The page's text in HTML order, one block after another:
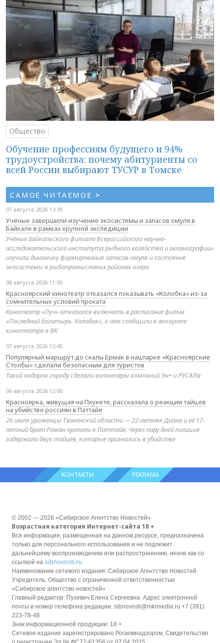
Общество
Обучение профессиям будущего и 94%
трудоустройства: почему абитуриенты со
всей России выбирают ТУСУР в Томске
САМОЕ ЧИТАЕМОЕ >
07 августа 2026 13:30
Учёные завершили изучение экосистемы и запасов омуля в
Байкале в рамках крупной экспедиции
Учёные Байкальского филиала Всероссийского научно-
исследовательского института рыбного хозяйства и океанографии»
изучили динамику формирования запасов омуля и состояние
экосистемы в рыбопромысловых районах озера
08 августа 2026 11:00
Красноярский кинотеатр отказался показывать «Колобка» из-за
сомнительных условий проката
Кинотеатр «Луч» отказался включать в расписание фильм
«Последний богатырь. Колобок», о чем сообщили в аккаунте
кинотеатра в ВК
07 августа 2026 12:45
Популярный маршрут до скалы Ермак в нацпарке «Красноярские
Столбы» сделали безопасным для туристов
Такой подарок городу сделали волонтёры компаний Эн+ и РУСАЛа
06 августа 2026 12:00
Красноярка, живущая на Пхукете, рассказала о реакции тайцев
на убийство россиян в Паттайе
26 июля уроженцы Тюменской области — 22-летняя Диана и её 17-
летний брат Роман пропали в Паттайе. Через пару дней полиция
задержала двух тайцев, которые признались в убийстве
КОНТАКТЫ РЕКЛАМА
© 2002 — 2026 «Сибирское Агентство Новостей»
Возрастная категория Интернет-сайта 18 +
Вся информация, размещенная на данном ресурсе, предназначена
только для персонального использования и не подлежит
дальнейшему воспроизведению или распространению, иначе как со
ссылкой на sibnovosti.ru.
Наименование сетевого издания: Сибирское Агентство Новостей
Учредитель: Общество с ограниченной ответственностью
«Сибирское агентство новостей»
Главный редактор: Пузевич Елена Сергеевна. Адрес электронной
почты и номер телефона редакции: sibnovosti@mkrmedia.ru +7 (391)
223-78-48
Знак информационной продукции: 18 +
Сетевое издание зарегистрировано Роскомнадзором, Свидетельство